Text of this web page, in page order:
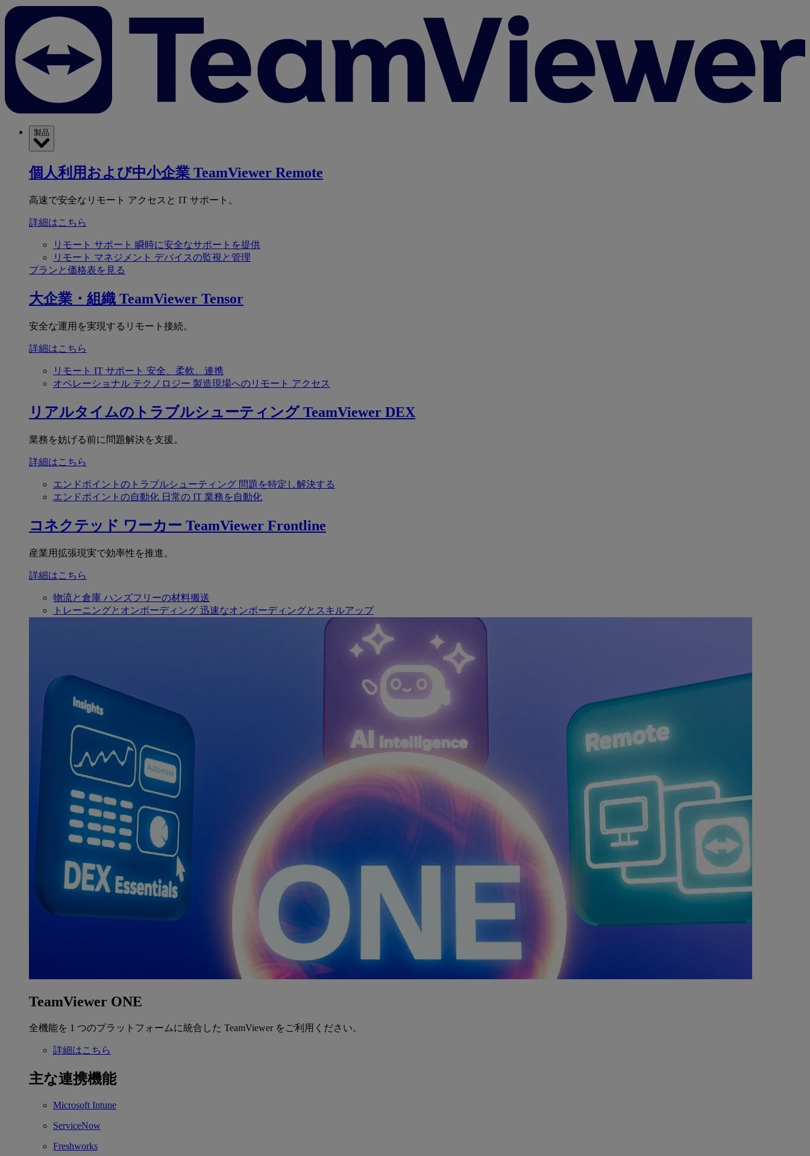
製品
個人利用および中小企業 TeamViewer Remote
高速で安全なリモート アクセスと IT サポート。
詳細はこちら
リモート サポート 瞬時に安全なサポートを提供
リモート マネジメント デバイスの監視と管理
プランと価格表を見る
大企業・組織 TeamViewer Tensor
安全な運用を実現するリモート接続。
詳細はこちら
リモート IT サポート 安全、柔軟、連携
オペレーショナル テクノロジー 製造現場へのリモート アクセス
リアルタイムのトラブルシューティング TeamViewer DEX
業務を妨げる前に問題解決を支援。
詳細はこちら
エンドポイントのトラブルシューティング 問題を特定し解決する
エンドポイントの自動化 日常の IT 業務を自動化
コネクテッド ワーカー TeamViewer Frontline
産業用拡張現実で効率性を推進。
詳細はこちら
物流と倉庫 ハンズフリーの材料搬送
トレーニングとオンボーディング 迅速なオンボーディングとスキルアップ
TeamViewer ONE
全機能を 1 つのプラットフォームに統合した TeamViewer をご利用ください。
詳細はこちら
主な連携機能
Microsoft Intune
ServiceNow
Freshworks